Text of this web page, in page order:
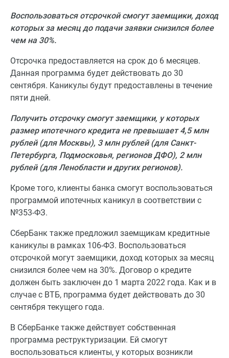
Воспользоваться отсрочкой смогут заемщики, доход
которых за месяц до подачи заявки снизился более
чем на 30%.
Отсрочка предоставляется на срок до 6 месяцев.
Данная программа будет действовать до 30
сентября. Каникулы будут предоставлены в течение
пяти дней.
Получить отсрочку смогут заемщики, у которых
размер ипотечного кредита не превышает 4,5 млн
рублей (для Москвы), 3 млн рублей (для Санкт-
Петербурга, Подмосковья, регионов ДФО), 2 млн
рублей (для Ленобласти и других регионов).
Кроме того, клиенты банка смогут воспользоваться
программой ипотечных каникул в соответствии с
№353-ФЗ.
СберБанк также предложил заемщикам кредитные
каникулы в рамках 106-ФЗ. Воспользоваться
отсрочкой могут заемщики, доход которых за месяц
снизился более чем на 30%. Договор о кредите
должен быть заключен до 1 марта 2022 года. Как и в
случае с ВТБ, программа будет действовать до 30
сентября текущего года.
В СберБанке также действует собственная
программа реструктуризации. Ей смогут
воспользоваться клиенты, у которых возникли